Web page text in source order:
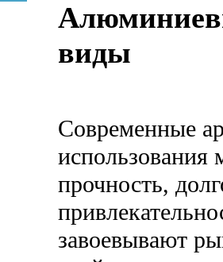
виды
Современные
использования
прочность,
завоевывают